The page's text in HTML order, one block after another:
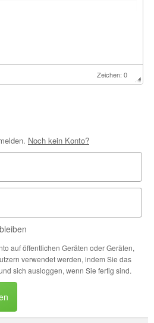
Zeichen: 0
Noch kein Konto?
auf öffentlichen Geräten oder Geräten,
verwendet werden, indem Sie das
sich ausloggen, wenn Sie fertig sind.